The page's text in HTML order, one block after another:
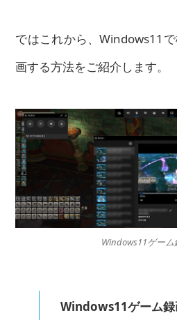
ではこれから、Windows11
画する方法をご紹介します。
Windows11ゲー
Windows11ゲーム